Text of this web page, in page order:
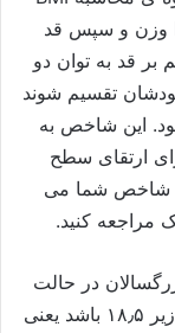
وزن و سپس قد
بر قد به توان دو
تقسیم شوند
این شاخص به
ارتقای سطح
شاخص شما می
مراجعه کنید.
در حالت
نرمال اگر در محاسبه bmiعدد بدست آمده زیر ۱۸٫۵ باشد یعنی